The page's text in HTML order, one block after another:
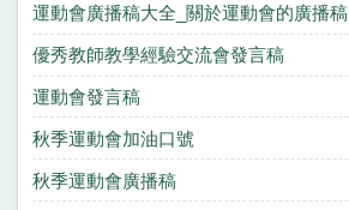
運動會廣播稿大全_關於運動會的廣播稿
優秀教師教學經驗交流會發言稿
運動會發言稿
秋季運動會加油口號
秋季運動會廣播稿